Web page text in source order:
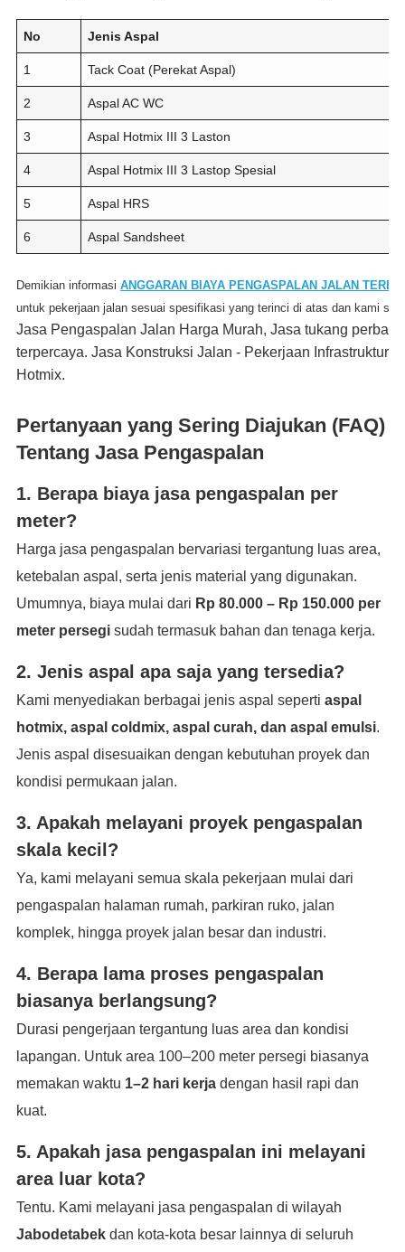
No Jenis Aspal
1 Tack Coat (Perekat Aspal)
2 Aspal AC WC
3 Aspal Hotmix III 3 Laston
4 Aspal Hotmix III 3 Lastop Spesial
5 Aspal HRS
6 Aspal Sandsheet
Demikian informasi ANGGARAN BIAYA PENGASPALAN JALAN
untuk pekerjaan jalan sesuai spesifikasi yang terinci di atas dan kami
Jasa Pengaspalan Jalan Harga Murah, Jasa tukang
terpercaya. Jasa Konstruksi Jalan - Pekerjaan Infrastruktur -
Hotmix.
Pertanyaan yang Sering Diajukan (FAQ)
Tentang Jasa Pengaspalan
1. Berapa biaya jasa pengaspalan per
meter?
Harga jasa pengaspalan bervariasi tergantung luas area,
ketebalan aspal, serta jenis material yang digunakan.
Umumnya, biaya mulai dari Rp 80.000 – Rp 150.000 per
meter persegisudah termasuk bahan dan tenaga kerja.
2. Jenis aspal apa saja yang tersedia?
Kami menyediakan berbagai jenis aspal seperti aspal
hotmix, aspal coldmix, aspal curah, dan aspal emulsi.
Jenis aspal disesuaikan dengan kebutuhan proyek dan
kondisi permukaan jalan.
3. Apakah melayani proyek pengaspalan
skala kecil?
Ya, kami melayani semua skala pekerjaan mulai dari
pengaspalan halaman rumah, parkiran ruko, jalan
komplek, hingga proyek jalan besar dan industri.
4. Berapa lama proses pengaspalan
biasanya berlangsung?
Durasi pengerjaan tergantung luas area dan kondisi
lapangan. Untuk area 100–200 meter persegi biasanya
memakan waktu 1–2 hari kerjadengan hasil rapi dan
kuat.
5. Apakah jasa pengaspalan ini melayani
area luar kota?
Tentu. Kami melayani jasa pengaspalan di wilayah
Jabodetabekdan kota-kota besar lainnya di seluruh